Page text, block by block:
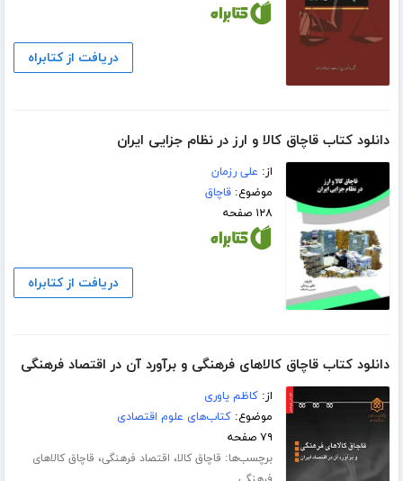
دریافت از کتابراه
دانلود کتاب قاچاق کالا و ارز در نظام جزایی ایران
از: علی رزمان
موضوع:قاچاق
۱۲۸ صفحه
دریافت از کتابراه
دانلود کتاب قاچاق کالاهای فرهنگی و برآورد آن در اقتصاد فرهنگی
از:کاظم یاوری
موضوع:کتاب‌های علوم اقتصادی
۷۹ صفحه
برچسب‌ها: قاچاق کالا، اقتصاد فرهنگی، قاچاق کالاهای